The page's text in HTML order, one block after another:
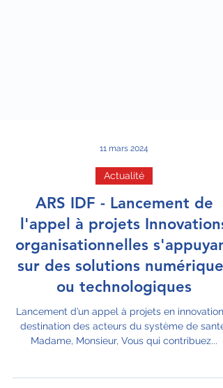
11 mars 2024
Actualité
ARS IDF - Lancement de
l'appel à projets Innovations
organisationnelles s'appuyant
sur des solutions numériques
ou technologiques
Lancement d’un appel à projets en innovation